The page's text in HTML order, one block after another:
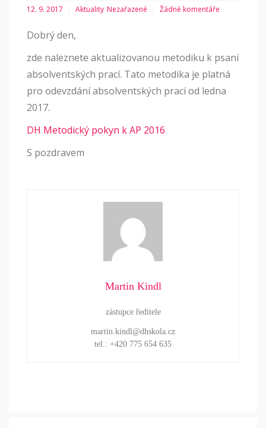
12. 9. 2017 Aktuality Nezařazené Žádné komentáře
Dobrý den,
zde naleznete aktualizovanou metodiku k psaní
absolventských prací. Tato metodika je platná
pro odevzdání absolventských prací od ledna
2017.
DH Metodický pokyn k AP 2016
S pozdravem
Martin Kindl
zástupce ředitele
martin.kindl@dhskola.cz
tel.: +420 775 654 635